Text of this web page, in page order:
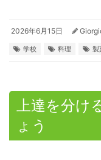
2026年6月15日
学校 料理 製
上達を分け
ょう